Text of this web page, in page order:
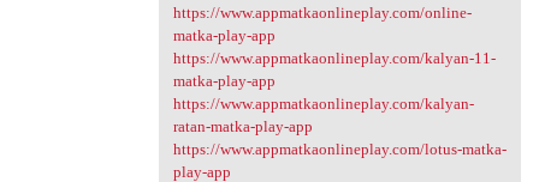
https://www.appmatkaonlineplay.com/online-
matka-play-app
https://www.appmatkaonlineplay.com/kalyan-11-
matka-play-app
https://www.appmatkaonlineplay.com/kalyan-
ratan-matka-play-app
https://www.appmatkaonlineplay.com/lotus-matka-
play-app